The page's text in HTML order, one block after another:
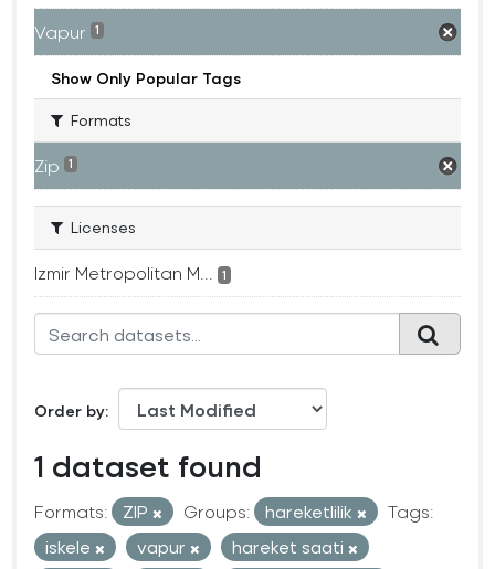
Vapur 1
Show Only Popular Tags
Formats
Zip 1
Licenses
Izmir Metropolitan M... 1
Order by
1 dataset found
Formats: ZIP Groups: hareketlilik
Tags:
iskele
vapur
hareket saati